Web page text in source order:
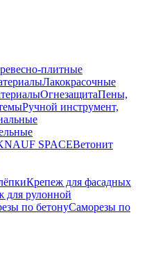
плитные
Лакокрасочные
ОгнезащитаПены,
Ручной инструмент,
SPACEВетонит
Крепеж для фасадных
для рулонной
по бетонуСаморезы по